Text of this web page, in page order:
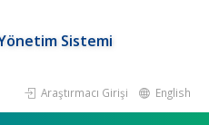
Sistemi
Araştırmacı Girişi English